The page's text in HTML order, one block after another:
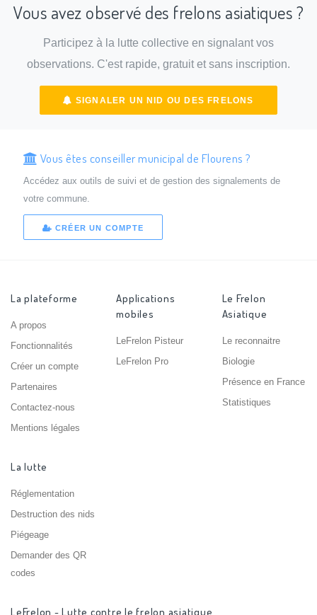
Vous avez observé des frelons asiatiques ?
Participez à la lutte collective en signalant vos
observations. C'est rapide, gratuit et sans inscription.
SIGNALER UN NID OU DES FRELONS
Vous êtes conseiller municipal de Flourens ?
Accédez aux outils de suivi et de gestion des signalements de
votre commune.
CRÉER UN COMPTE
La plateforme
A propos
Fonctionnalités
Créer un compte
Partenaires
Contactez-nous
Mentions légales
Applications
mobiles
LeFrelon Pisteur
LeFrelon Pro
Le Frelon
Asiatique
Le reconnaitre
Biologie
Présence en France
Statistiques
La lutte
Réglementation
Destruction des nids
Piégeage
Demander des QR
codes
LeFrelon - Lutte contre le frelon asiatique